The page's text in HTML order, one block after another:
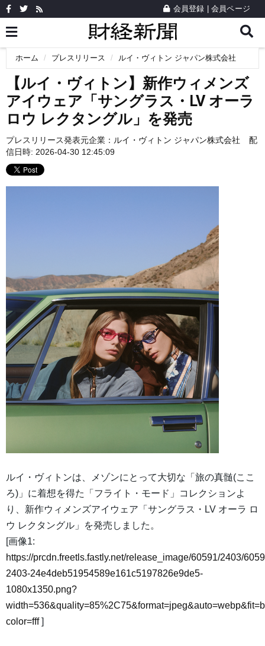
会員登録 会員ページ
ホーム プレスリリース ルイ・ヴィトン ジャパン株式会社
【ルイ・ヴィトン】新作ウィメンズ
アイウェア「サングラス・LV オーラ
ロウ レクタングル」を発売
プレスリリース発表元企業： ルイ・ヴィトン ジャパン株式会社
配
信日時: 2026-04-30 12:45:09
ルイ・ヴィトンは、メゾンにとって大切な「旅の真髄(ここ
ろ)」に着想を得た「フライト・モード」コレクションよ
り、新作ウィメンズアイウェア「サングラス・LV オーラ ロ
ウ レクタングル」を発売しました。
[画像1:
https://prcdn.freetls.fastly.net/release_image/60591/2403/
2403-24e4deb51954589e161c5197826e9de5-
1080x1350.png?
color=fff]